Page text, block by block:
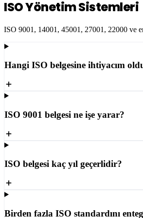
ISO Yönetim Sistemleri
ISO 9001, 14001, 45001, 27001, 22000 ve
Hangi ISO belgesine ihtiyacım
ISO 9001 belgesi ne işe yarar?
ISO belgesi kaç yıl geçerlidir?
Birden fazla ISO standardını